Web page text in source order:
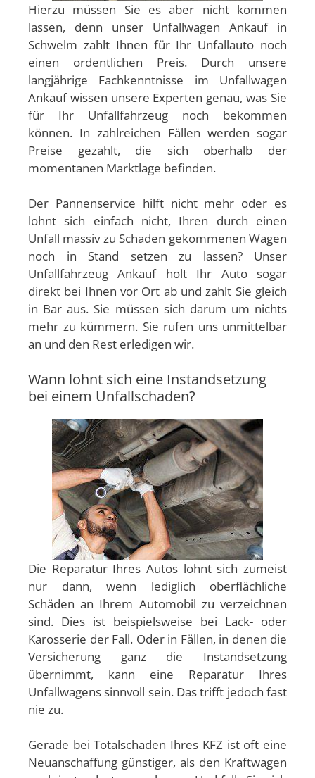
Hierzu müssen Sie es aber nicht kommen
lassen, denn unser Unfallwagen Ankauf in
Schwelm zahlt Ihnen für Ihr Unfallauto noch
einen ordentlichen Preis. Durch unsere
langjährige Fachkenntnisse im Unfallwagen
Ankauf wissen unsere Experten genau, was Sie
für Ihr Unfallfahrzeug noch bekommen
können. In zahlreichen Fällen werden sogar
Preise gezahlt, die sich oberhalb der
momentanen Marktlage befinden.
Der Pannenservice hilft nicht mehr oder es
lohnt sich einfach nicht, Ihren durch einen
Unfall massiv zu Schaden gekommenen Wagen
noch in Stand setzen zu lassen? Unser
Unfallfahrzeug Ankauf holt Ihr Auto sogar
direkt bei Ihnen vor Ort ab und zahlt Sie gleich
in Bar aus. Sie müssen sich darum um nichts
mehr zu kümmern. Sie rufen uns unmittelbar
an und den Rest erledigen wir.
Wann lohnt sich eine Instandsetzung
bei einem Unfallschaden?
Die Reparatur Ihres Autos lohnt sich zumeist
nur dann, wenn lediglich oberflächliche
Schäden an Ihrem Automobil zu verzeichnen
sind. Dies ist beispielsweise bei Lack- oder
Karosserie der Fall. Oder in Fällen, in denen die
Versicherung ganz die Instandsetzung
übernimmt, kann eine Reparatur Ihres
Unfallwagens sinnvoll sein. Das trifft jedoch fast
nie zu.
Gerade bei Totalschaden Ihres KFZ ist oft eine
Neuanschaffung günstiger, als den Kraftwagen